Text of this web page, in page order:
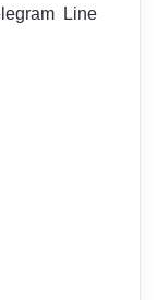
Line